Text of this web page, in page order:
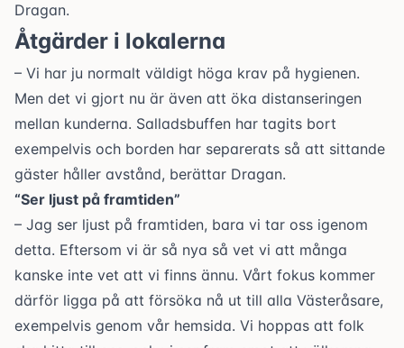
Dragan.
Åtgärder i lokalerna
– Vi har ju normalt väldigt höga krav på hygienen.
Men det vi gjort nu är även att öka distanseringen
mellan kunderna. Salladsbuffen har tagits bort
exempelvis och borden har separerats så att sittande
gäster håller avstånd, berättar Dragan.
“Ser ljust på framtiden”
– Jag ser ljust på framtiden, bara vi tar oss igenom
detta. Eftersom vi är så nya så vet vi att många
kanske inte vet att vi finns ännu. Vårt fokus kommer
därför ligga på att försöka nå ut till alla Västeråsare,
exempelvis genom vår hemsida. Vi hoppas att folk